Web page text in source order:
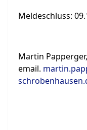
Meldeschluss:
Martin Papperger,
email.